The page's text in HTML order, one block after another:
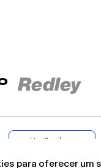
para oferecer um
Verificada por